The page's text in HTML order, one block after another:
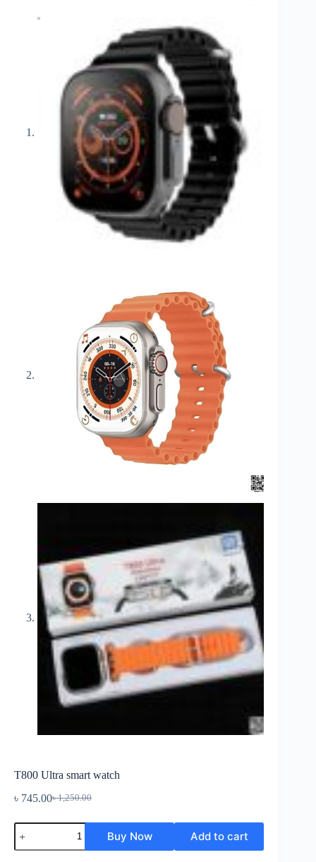
T800 Ultra smart watch
৳1,250.00
Original
৳ 1,250.00.
৳ 745.00Current
৳ 745.00.
T800
Ultra
smart
Buy Now Add to cart